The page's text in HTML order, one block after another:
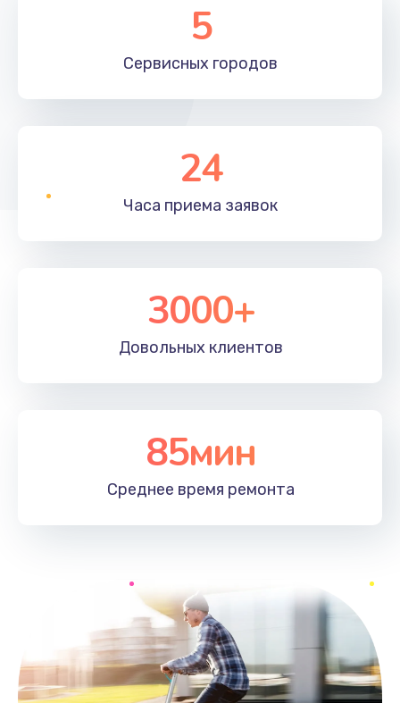
5
Сервисных городов
24
Часа приема заявок
3000+
Довольных клиентов
85мин
Среднее время ремонта